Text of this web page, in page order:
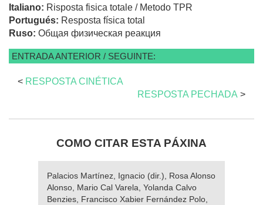
Italiano: Risposta fisica totale / Metodo TPR
Portugués: Resposta física total
Ruso: Общая физическая реакция
ENTRADA ANTERIOR / SEGUINTE:
< RESPOSTA CINÉTICA
RESPOSTA PECHADA >
COMO CITAR ESTA PÁXINA
Palacios Martínez, Ignacio (dir.), Rosa Alonso
Alonso, Mario Cal Varela, Yolanda Calvo
Benzies, Francisco Xabier Fernández Polo,